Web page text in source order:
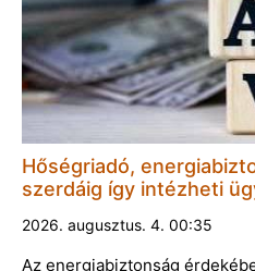
Hőségriadó,
szerdáig így intézheti
2026. augusztus. 4. 00:35
Az energiabiztonság